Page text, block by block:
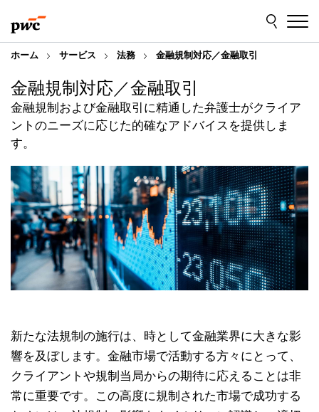
to
content
to
footer
ホーム サービス 法務 金融規制対応／金融取引
金融規制および金融取引に精通した弁護士がクライア
ントのニーズに応じた的確なアドバイスを提供しま
す。
金融規制対応／金融取引
新たな法規制の施行は、時として金融業界に大きな影
響を及ぼします。金融市場で活動する方々にとって、
クライアントや規制当局からの期待に応えることは非
常に重要です。この高度に規制された市場で成功する